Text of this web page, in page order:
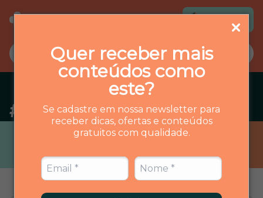
Quer receber mais
conteúdos como
este?
Se cadastre em nossa newsletter para
receber dicas, ofertas e conteúdos
gratuitos com qualidade.
# nutricao-infantil